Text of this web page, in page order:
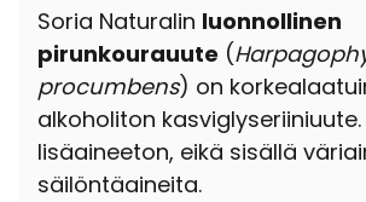
Soria Naturalin luonnollinen
pirunkourauute (
procumbens) on
alkoholiton
lisäaineeton, eikä sisällä
säilöntäaineita.